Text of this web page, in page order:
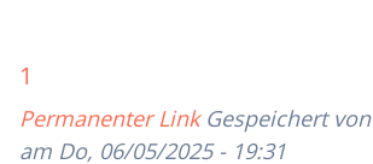
1
Permanenter Link Gespeichert von
am Do, 06/05/2025 - 19:31